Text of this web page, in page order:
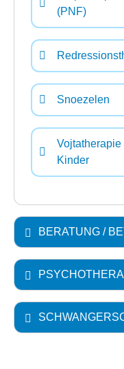
(PNF)
Snoezelen
Kinder
BERATUNG /